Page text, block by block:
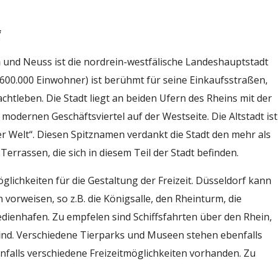
Neuss ist die nordrein-westfälische Landeshauptstadt
Einwohner) ist berühmt für seine Einkaufsstraßen,
Die Stadt liegt an beiden Ufern des Rheins mit der
Geschäftsviertel auf der Westseite. Die Altstadt ist
Welt“. Diesen Spitznamen verdankt die Stadt den mehr als
die sich in diesem Teil der Stadt befinden.
für die Gestaltung der Freizeit. Düsseldorf kann
so z.B. die Königsalle, den Rheinturm, die
Zu empfelen sind Schiffsfahrten über den Rhein,
Verschiedene Tierparks und Museen stehen ebenfalls
verschiedene Freizeitmöglichkeiten vorhanden. Zu